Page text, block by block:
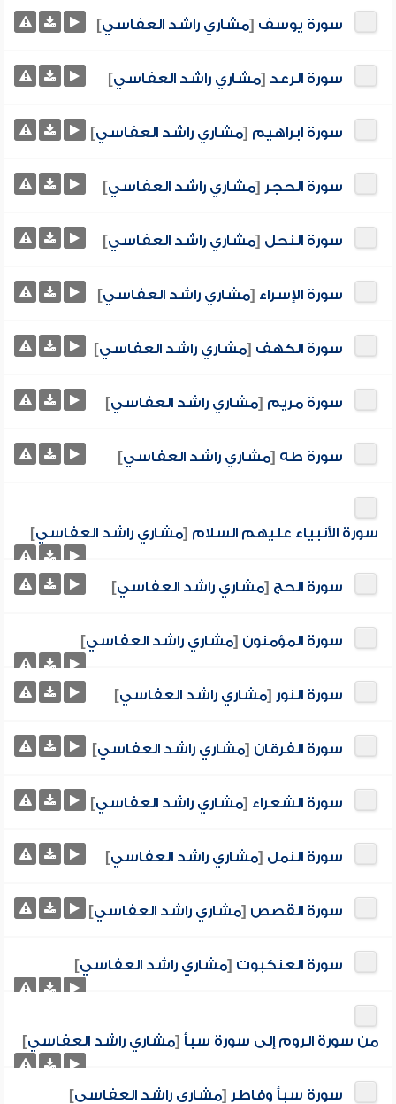
سورة يوسف [مشاري راشد العفاسي]
سورة الرعد [مشاري راشد العفاسي]
سورة ابراهيم [مشاري راشد العفاسي]
سورة الحجر [مشاري راشد العفاسي]
سورة النحل [مشاري راشد العفاسي]
سورة الإسراء [مشاري راشد العفاسي]
سورة الكهف [مشاري راشد العفاسي]
سورة مريم [مشاري راشد العفاسي]
سورة طه [مشاري راشد العفاسي]
سورة الأنبياء عليهم السلام [مشاري راشد العفاسي]
سورة الحج [مشاري راشد العفاسي]
سورة المؤمنون [مشاري راشد العفاسي]
سورة النور [مشاري راشد العفاسي]
سورة الفرقان [مشاري راشد العفاسي]
سورة الشعراء [مشاري راشد العفاسي]
سورة النمل [مشاري راشد العفاسي]
سورة القصص [مشاري راشد العفاسي]
سورة العنكبوت [مشاري راشد العفاسي]
من سورة الروم إلى سورة سبأ [مشاري راشد العفاسي]
سورة سبأ وفاطر [مشاري راشد العفاسي]